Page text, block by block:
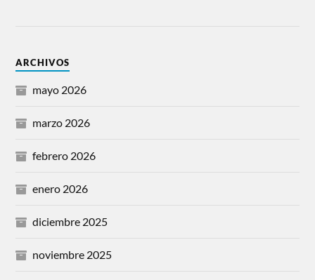
ARCHIVOS
mayo 2026
marzo 2026
febrero 2026
enero 2026
diciembre 2025
noviembre 2025